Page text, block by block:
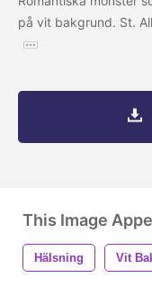
på vit bakgrund. St.
This Image
Hälsning Vit